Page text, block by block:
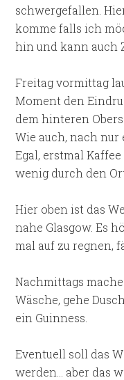
schwergefallen.
komme falls ich
hin und kann auch
Freitag vormittag
Moment den
dem hinteren
Wie auch, nach nur
Egal, erstmal
wenig durch den
Hier oben ist das
nahe Glasgow. Es
mal auf zu regnen,
Nachmittags
Wäsche, gehe
ein Guinness.
Eventuell soll das
werden… aber das